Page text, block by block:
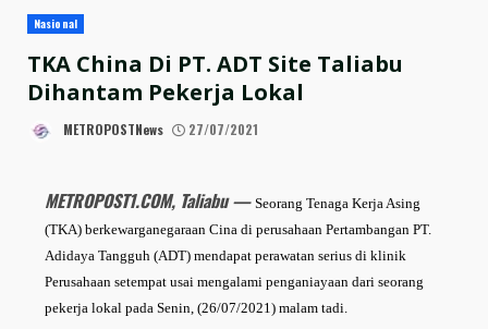
Nasional
TKA China Di PT. ADT Site Taliabu
Dihantam Pekerja Lokal
METROPOSTNews 27/07/2021
METROPOST1.COM, Taliabu — Seorang Tenaga Kerja Asing
(TKA) berkewarganegaraan Cina di perusahaan Pertambangan PT.
Adidaya Tangguh (ADT) mendapat perawatan serius di klinik
Perusahaan setempat usai mengalami penganiayaan dari seorang
pekerja lokal pada Senin, (26/07/2021) malam tadi.